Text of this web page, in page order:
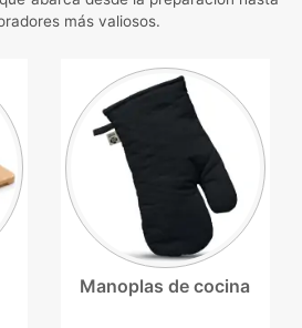
más valiosos.
Manoplas de cocina